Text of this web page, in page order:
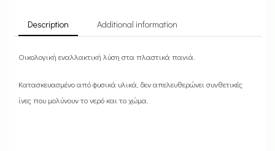
Description Additional information
Οικολογική εναλλακτική λύση στα πλαστικά πανιά.
Κατασκευασμένο από φυσικά υλικά, δεν απελευθερώνει συνθετικές
ίνες που μολύνουν το νερό και το χώμα.